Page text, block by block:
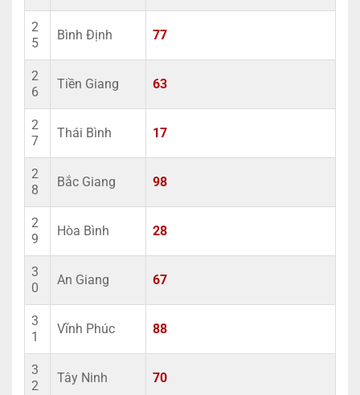
2
5
Bình Định 77
2
6
Tiền Giang 63
2
7
Thái Bình 17
2
8
Bắc Giang 98
2
9
Hòa Bình 28
3
0
An Giang 67
3
1
Vĩnh Phúc 88
3
2
Tây Ninh 70